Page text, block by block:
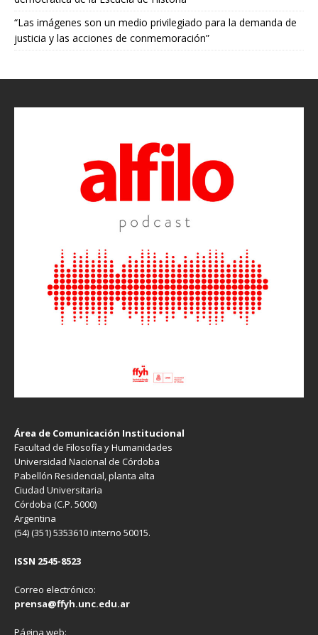
“Las imágenes son un medio privilegiado para la demanda de
justicia y las acciones de conmemoración”
Área de Comunicación Institucional
Facultad de Filosofía y Humanidades
Universidad Nacional de Córdoba
Pabellón Residencial, planta alta
Ciudad Universitaria
Córdoba (C.P. 5000)
Argentina
(54) (351) 5353610 interno 50015.
ISSN 2545-8523
Correo electrónico:
prensa@ffyh.unc.edu.ar
Página web: